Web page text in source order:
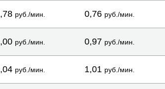
руб./мин. 0,76 руб./мин.
руб./мин. 0,97 руб./мин.
руб./мин. 1,01 руб./мин.